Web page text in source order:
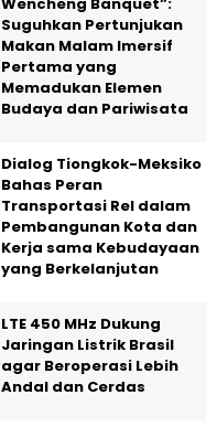
Suguhkan Pertunjukan
Makan Malam Imersif
Pertama yang
Memadukan Elemen
Budaya dan Pariwisata
Dialog Tiongkok-Meksiko
Bahas Peran
Transportasi Rel dalam
Pembangunan Kota dan
Kerja sama Kebudayaan
yang Berkelanjutan
LTE 450 MHz Dukung
Jaringan Listrik Brasil
agar Beroperasi Lebih
Andal dan Cerdas